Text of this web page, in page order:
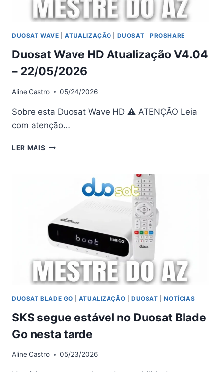
DUOSAT WAVE |ATUALIZAÇÃO DUOSAT |PROSHARE
Duosat Wave HD Atualização V4.04
– 22/05/2026
AlineCastro 05/24/2026
Sobre esta Duosat Wave HD ⚠ ATENÇÃO Leia
com atenção…
LER MAIS DUOSAT
ATUALIZAÇÃO
DUOSAT BLADE GO ATUALIZAÇÃO |DUOSAT |NOTÍCIAS
SKS segue estável no Duosat Blade
Go nesta tarde
AlineCastro 05/23/2026